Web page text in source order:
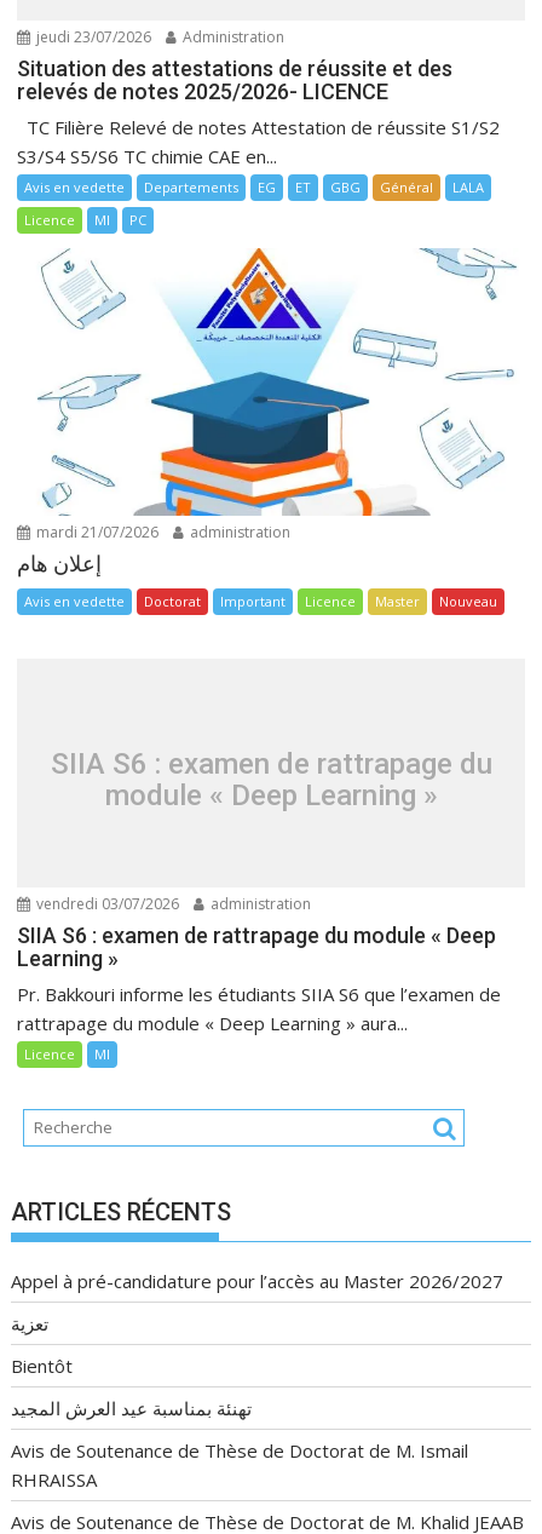
jeudi 23/07/2026 Administration
Situation des attestations de réussite et des
relevés de notes 2025/2026- LICENCE
TC Filière Relevé de notes Attestation de réussite S1/S2
S3/S4 S5/S6 TC chimie CAE en...
Avis en vedette Departements EG ET GBG Général
LALA
Licence
MI PC
mardi 21/07/2026 administration
إعلان هام
Avis en vedette Doctorat Important Licence Master Nouveau
SIIA S6 : examen de rattrapage du
module « Deep Learning »
vendredi 03/07/2026 administration
SIIA S6 : examen de rattrapage du module « Deep
Learning »
Pr. Bakkouri informe les étudiants SIIA S6 que l’examen de
rattrapage du module « Deep Learning » aura...
Licence MI
ARTICLES RÉCENTS
Appel à pré-candidature pour l’accès au Master 2026/2027
تعزية
Bientôt
تهنئة بمناسبة عيد العرش المجيد
Avis de Soutenance de Thèse de Doctorat de M. Ismail
RHRAISSA
Avis de Soutenance de Thèse de Doctorat de M. Khalid JEAAB